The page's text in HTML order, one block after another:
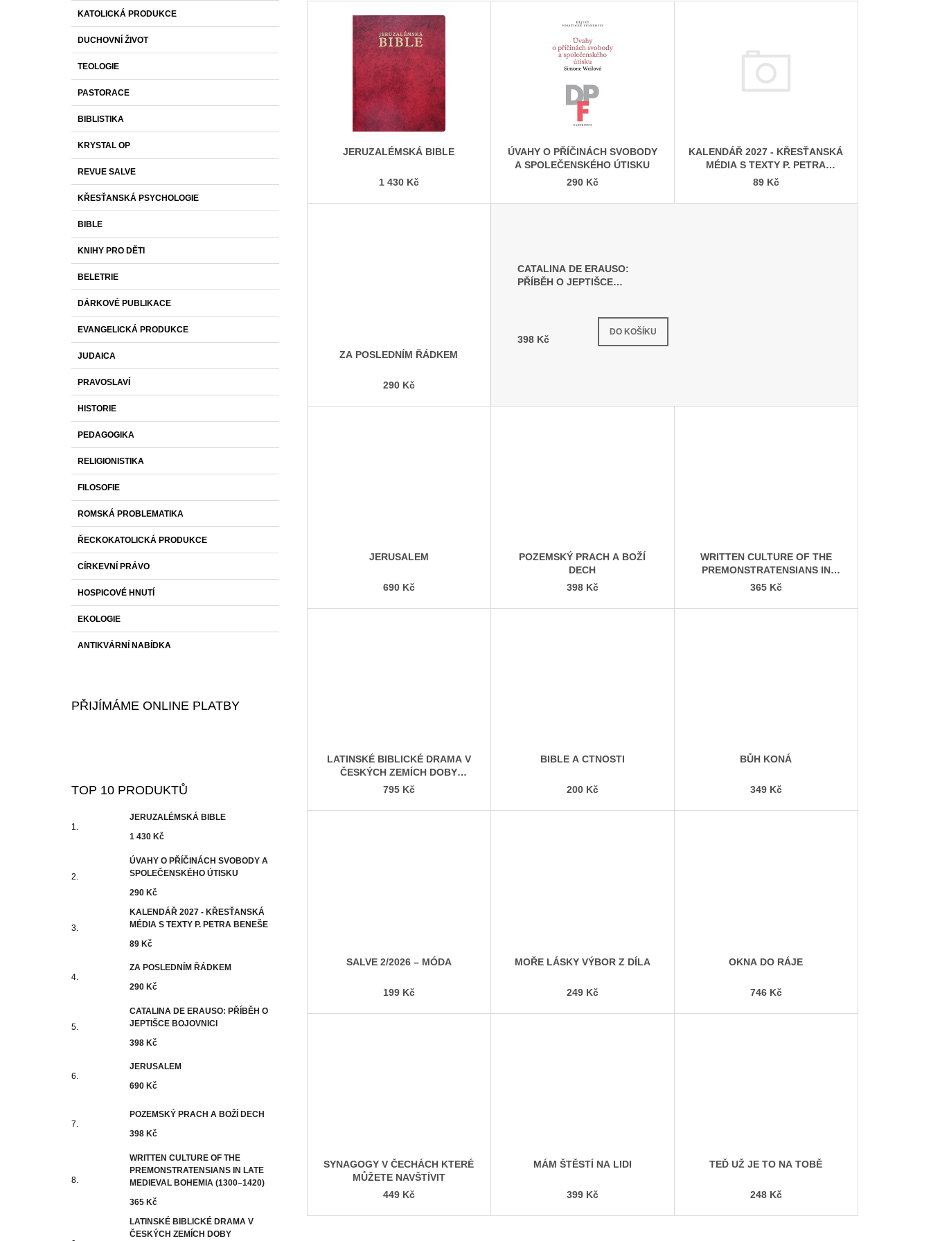
T
E
G
O
R
E
KATOLICKÁ PRODUKCE
DUCHOVNÍ ŽIVOT
TEOLOGIE
PASTORACE
BIBLISTIKA
KRYSTAL OP
REVUE SALVE
KŘESŤANSKÁ PSYCHOLOGIE
BIBLE
KNIHY PRO DĚTI
BELETRIE
DÁRKOVÉ PUBLIKACE
EVANGELICKÁ PRODUKCE
JUDAICA
PRAVOSLAVÍ
HISTORIE
PEDAGOGIKA
RELIGIONISTIKA
FILOSOFIE
ROMSKÁ PROBLEMATIKA
ŘECKOKATOLICKÁ PRODUKCE
CÍRKEVNÍ PRÁVO
HOSPICOVÉ HNUTÍ
EKOLOGIE
ANTIKVÁRNÍ NABÍDKA
PŘIJÍMÁME ONLINE PLATBY
TOP 10 PRODUKTŮ
JERUZALÉMSKÁ BIBLE
1 430 Kč
ÚVAHY O PŘÍČINÁCH SVOBODY A
SPOLEČENSKÉHO ÚTISKU
290 Kč
KALENDÁŘ 2027 - KŘESŤANSKÁ
MÉDIA S TEXTY P. PETRA BENEŠE
89 Kč
ZA POSLEDNÍM ŘÁDKEM
290 Kč
CATALINA DE ERAUSO: PŘÍBĚH O
JEPTIŠCE BOJOVNICI
398 Kč
JERUSALEM
690 Kč
POZEMSKÝ PRACH A BOŽÍ DECH
398 Kč
WRITTEN CULTURE OF THE
PREMONSTRATENSIANS IN LATE
MEDIEVAL BOHEMIA (1300–1420)
365 Kč
LATINSKÉ BIBLICKÉ DRAMA V
ČESKÝCH ZEMÍCH DOBY
JERUZALÉMSKÁ BIBLE
1 430 Kč
ÚVAHY O PŘÍČINÁCH SVOBODY
A SPOLEČENSKÉHO ÚTISKU
290 Kč
KALENDÁŘ 2027 - KŘESŤANSKÁ
MÉDIA S TEXTY P. PETRA
BENEŠE
89 Kč
ZA POSLEDNÍM ŘÁDKEM
290 Kč
CATALINA DE ERAUSO:
PŘÍBĚH O JEPTIŠCE
398 Kč
DO KOŠÍKU
(1 ks)
JERUSALEM
690 Kč
POZEMSKÝ PRACH A BOŽÍ
DECH
398 Kč
WRITTEN CULTURE OF THE
PREMONSTRATENSIANS IN
LATE MEDIEVAL BOHEMIA
365 Kč
LATINSKÉ BIBLICKÉ DRAMA V
ČESKÝCH ZEMÍCH DOBY
PŘEDBĚLOHORSKÉ
795 Kč
BIBLE A CTNOSTI
200 Kč
BŮH KONÁ
349 Kč
SALVE 2/2026 – MÓDA
199 Kč
MOŘE LÁSKY VÝBOR Z DÍLA
249 Kč
OKNA DO RÁJE
746 Kč
SYNAGOGY V ČECHÁCH KTERÉ
MŮŽETE NAVŠTÍVIT
449 Kč
MÁM ŠTĚSTÍ NA LIDI
399 Kč
TEĎ UŽ JE TO NA TOBĚ
248 Kč
1 430 Kč